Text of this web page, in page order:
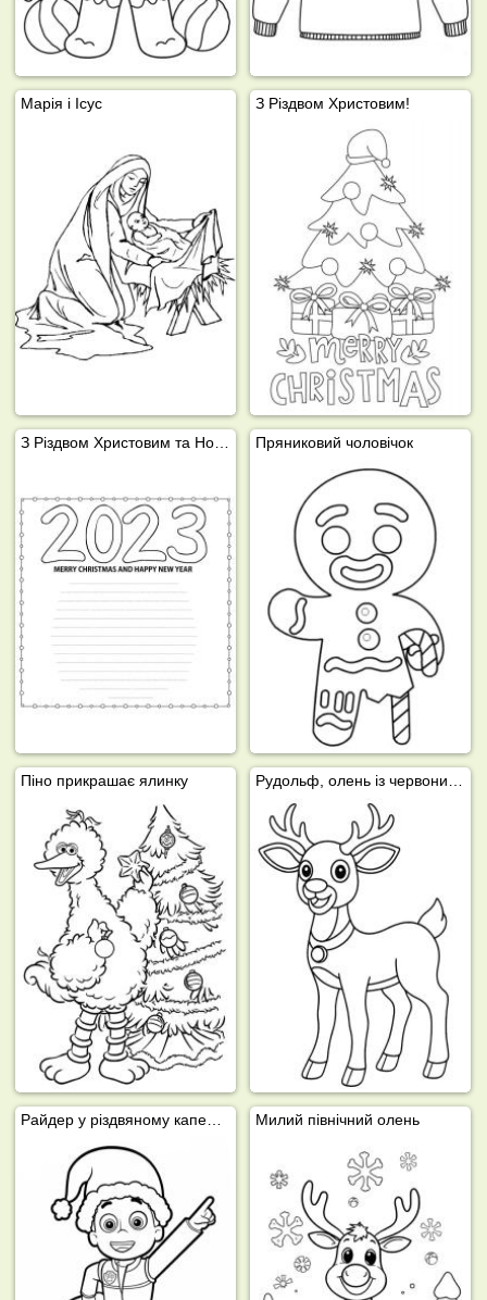
Марія і Ісус З Різдвом Христовим!
Пряниковий чоловічок
Піно прикрашає ялинку Рудольф, олень із червоним носом
Милий північний олень